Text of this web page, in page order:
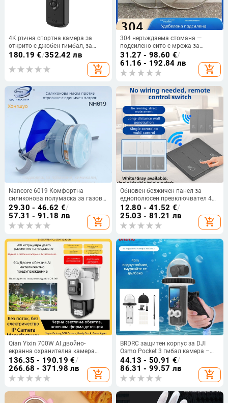
4K ръчна спортна камера за
открито с джобен гимбал, за
влогове и пътувания
180.19 €/352.42 лв
add_shopping_cart
304 неръждаема стомана —
подсилено сито с мрежа за
печене и сушене; универсална
цедка за чай, ориз и домашно
използване
31.27 - 98.60 €/
61.16 - 192.84 лв
add_shopping_cart
Nancore 6019 Комфортна
силиконова полумаска за газове,
със сваляем монтаж за глава,
индустриален NH-619 защитен
респиратор
29.30 - 46.62 €/
57.31 - 91.18 лв
add_shopping_cart
Обновен безжичен панел за
еднополюсен превключвател 433
MHz, без кабели, двойно
управление LED умно осветление,
Master-Slave стикер
12.80 - 41.52 €/
25.03 - 81.21 лв
add_shopping_cart
Qian Yixin 700W AI двойно-
екранна охранителна камера
Gun-Ball всичко-в-едно 4G
панорамно увеличение Wi‑Fi
136.35 - 190.19 €/
266.68 - 371.98 лв
add_shopping_cart
BRDRC защитен корпус за DJI
Osmo Pocket 3 гмбал камера –
водоустойчив подводен корпус
до 40 м
44.13 - 50.91 €/
86.31 - 99.57 лв
add_shopping_cart